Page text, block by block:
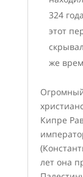
324
этот
же
Кипре
лет она